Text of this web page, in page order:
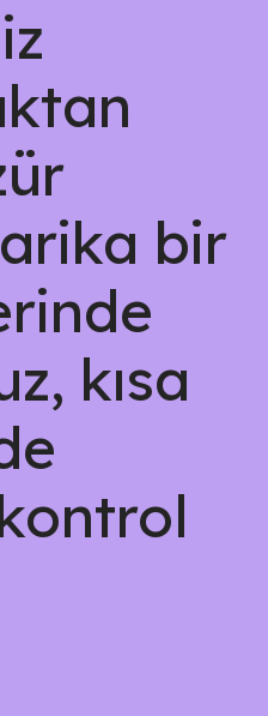
bir
kısa